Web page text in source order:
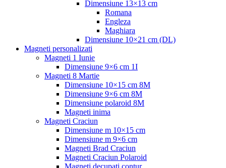
Dimensiune 13×13 cm
Romana
Engleza
Maghiara
Dimensiune 10×21 cm (DL)
Magneti personalizati
Magneti 1 Iunie
Dimensiune 9×6 cm 1I
Magneti 8 Martie
Dimensiune 10×15 cm 8M
Dimensiune 9×6 cm 8M
Dimensiune polaroid 8M
Magneti inima
Magneti Craciun
Dimensiune m 10×15 cm
Dimensiune m 9×6 cm
Magneti Brad Craciun
Magneti Craciun Polaroid